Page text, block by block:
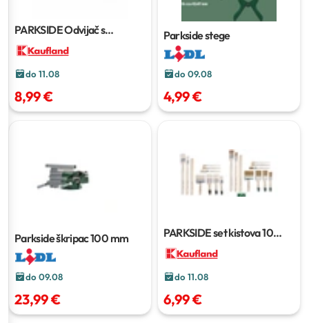
PARKSIDE Odvijač s
kom
do 11.08
8,99 €
Parkside stege
do 09.08
4,99 €
Parkside škripac100 mm
do 09.08
23,99 €
PARKSIDE set kistova10
do 11.08
6,99 €